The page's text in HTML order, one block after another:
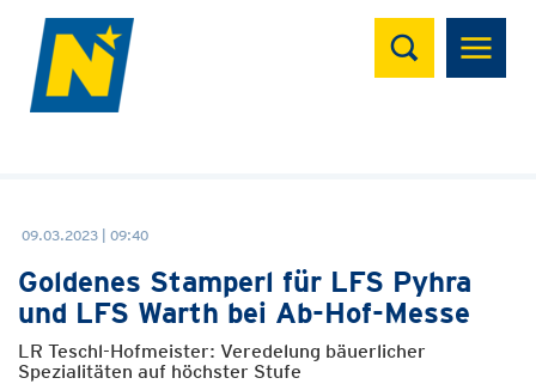
Suchen
09.03.2023 | 09:40
Goldenes Stamperl für LFS Pyhra
und LFS Warth bei Ab-Hof-Messe
LR Teschl-Hofmeister: Veredelung bäuerlicher
Spezialitäten auf höchster Stufe